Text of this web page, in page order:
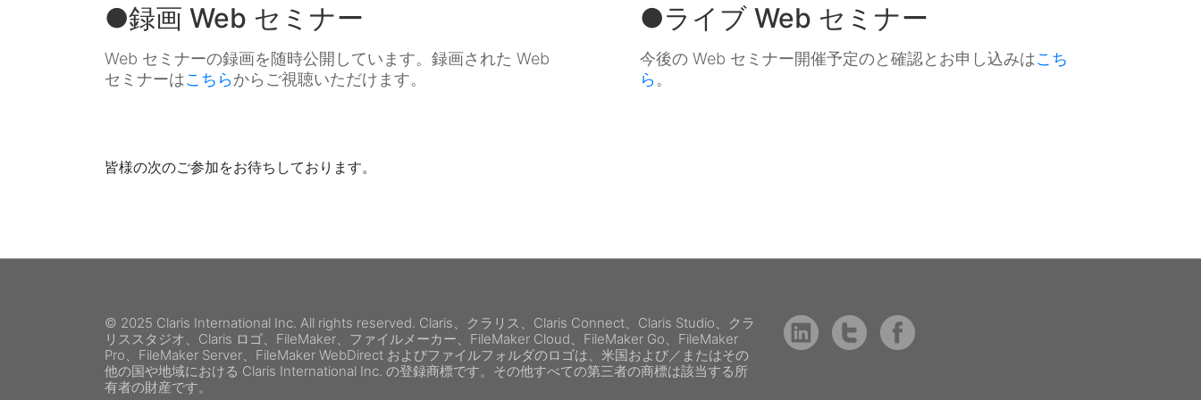
●録画 Web セミナー
Web セミナーの録画を随時公開しています。録画された Web
セミナーはこちらからご視聴いただけます。
●ライブ Web セミナー
今後の Web セミナー開催予定のと確認とお申し込みはこち
ら。
皆様の次のご参加をお待ちしております。
© 2025 Claris International Inc. All rights reserved. Claris、クラリス、Claris Connect、Claris Studio、クラ
リススタジオ、Claris ロゴ、FileMaker、ファイルメーカー、FileMaker Cloud、FileMaker Go、FileMaker
Pro、FileMaker Server、FileMaker WebDirect およびファイルフォルダのロゴは、米国および／またはその
他の国や地域における Claris International Inc. の登録商標です。その他すべての第三者の商標は該当する所
有者の財産です。